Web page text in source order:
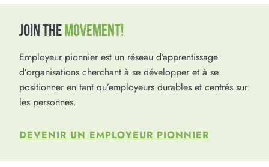
JOIN THEMOVEMENT!
Employeur pionnier est un réseau d’apprentissage
d’organisations cherchant à se développer et à se
positionner en tant qu’employeurs durables et centrés sur
les personnes.
DEVENIR UN EMPLOYEUR PIONNIER